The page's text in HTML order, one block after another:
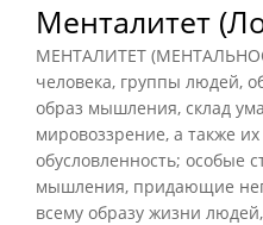
Менталитет
МЕНТАЛИТЕТ
человека, группы людей,
образ мышления, склад
мировоззрение, а также
обусловленность; особые
мышления, придающие
всему образу жизни